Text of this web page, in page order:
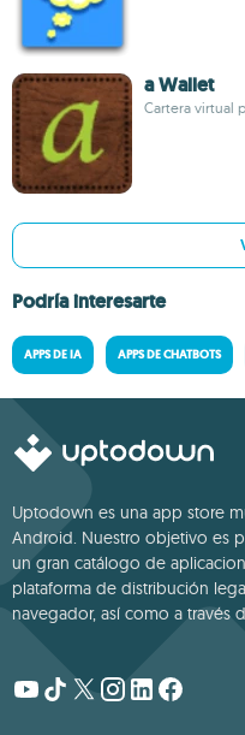
a Wallet
Cartera virtual
Podría interesarte
APPS DE IA APPS DE CHATBOTS
Uptodown es una app store
Android. Nuestro objetivo es
un gran catálogo de
plataforma de distribución
navegador, así como a través